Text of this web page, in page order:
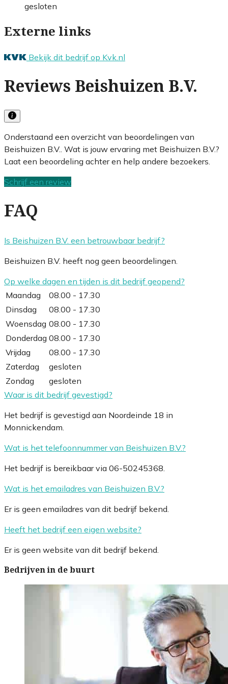
gesloten
Externe links
Bekijk dit bedrijf op Kvk.nl
Reviews Beishuizen B.V.
Onderstaand een overzicht van beoordelingen van
Beishuizen B.V.. Wat is jouw ervaring met Beishuizen B.V.?
Laat een beoordeling achter en help andere bezoekers.
Schrijf een review
FAQ
Is Beishuizen B.V. een betrouwbaar bedrijf?
Beishuizen B.V. heeft nog geen beoordelingen.
Op welke dagen en tijden is dit bedrijf geopend?
Maandag
08.00 - 17.30
Dinsdag
08.00 - 17.30
Woensdag 08.00 - 17.30
Donderdag 08.00 - 17.30
Vrijdag
08.00 - 17.30
Zaterdag
gesloten
Zondag
gesloten
Waar is dit bedrijf gevestigd?
Het bedrijf is gevestigd aan Noordeinde 18 in
Monnickendam.
Wat is het telefoonnummer van Beishuizen B.V.?
Het bedrijf is bereikbaar via 06-50245368.
Wat is het emailadres van Beishuizen B.V.?
Er is geen emailadres van dit bedrijf bekend.
Heeft het bedrijf een eigen website?
Er is geen website van dit bedrijf bekend.
Bedrijven in de buurt